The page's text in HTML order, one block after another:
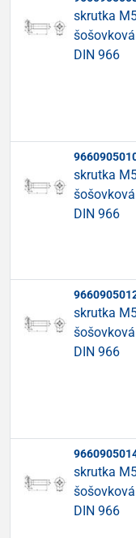
skrutka
DIN 966
skrutka
DIN 966
skrutka
DIN 966
skrutka
DIN 966